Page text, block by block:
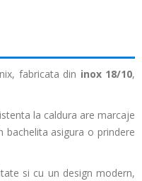
fabricata din inox 18/10,
la caldura are marcaje
bachelita asigura o prindere
si cu un design modern,